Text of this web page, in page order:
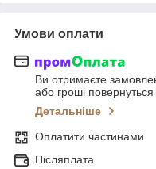
Умови оплати
Ви отримаєте
або гроші
Детальніше
Оплатити частинами
Післяплата